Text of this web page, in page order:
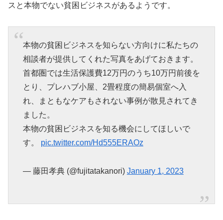
スと本物でない貧困ビジネスがあるようです。
本物の貧困ビジネスを知らない方向けに私たちの
相談者が提供してくれた写真をあげておきます。
首都圏では生活保護費12万円のうち10万円前後を
とり、プレハブ小屋、2畳程度の簡易個室へ入
れ、まともなケアもされない事例が散見されてき
ました。
本物の貧困ビジネスを知る機会にしてほしいで
す。 pic.twitter.com/Hd555ERAOz
— 藤田孝典 (@fujitatakanori) January 1, 2023